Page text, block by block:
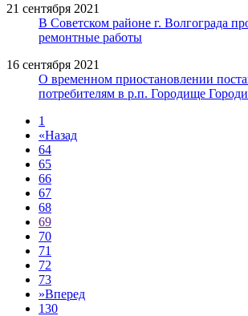
21 сентября 2021
В Советском районе г. Волгограда
ремонтные работы
16 сентября 2021
О временном приостановлении
потребителям в р.п. Городище
1
«Назад
64
65
66
67
68
69
70
71
72
73
»Вперед
130